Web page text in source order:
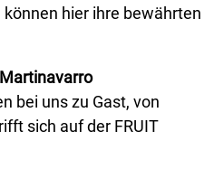
hier ihre bewährten
bei uns zu Gast, von
sich auf der FRUIT